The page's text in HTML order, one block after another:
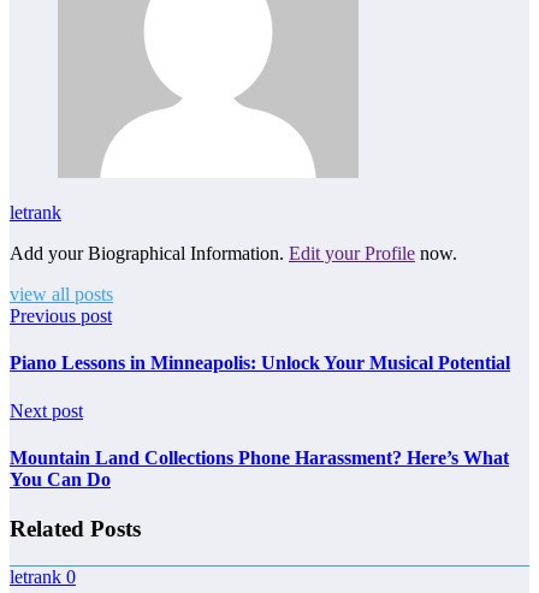
letrank
Add your Biographical Information. Edit your Profile now.
view all posts
Previous post
Piano Lessons in Minneapolis: Unlock Your Musical Potential
Next post
Mountain Land Collections Phone Harassment? Here’s What
You Can Do
Related Posts
letrank 0